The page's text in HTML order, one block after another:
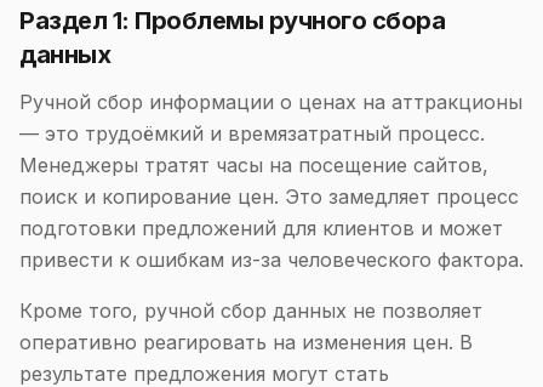
Раздел 1: Проблемы ручного сбора
данных
Ручной сбор информации о ценах на аттракционы
— это трудоёмкий и времязатратный процесс.
Менеджеры тратят часы на посещение сайтов,
поиск и копирование цен. Это замедляет процесс
подготовки предложений для клиентов и может
привести к ошибкам из-за человеческого фактора.
Кроме того, ручной сбор данных не позволяет
оперативно реагировать на изменения цен. В
результате предложения могут стать